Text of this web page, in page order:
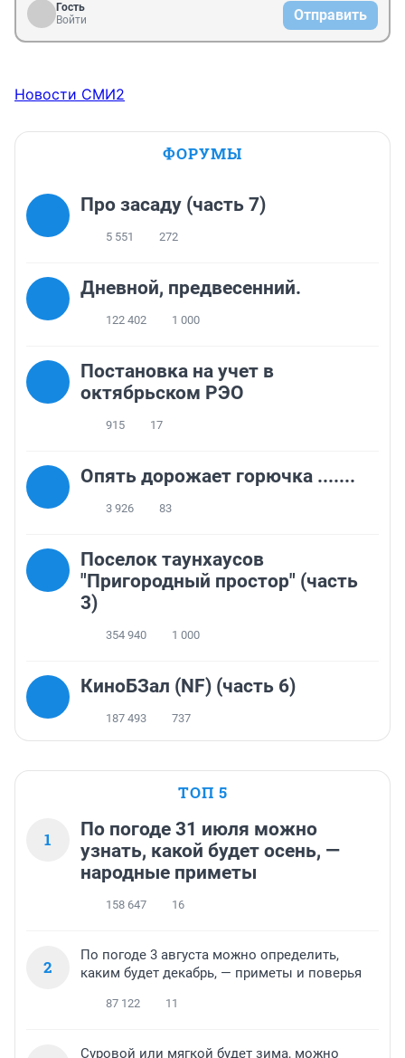
Гость
Войти
Отправить
Новости СМИ2
ФОРУМЫ
Про засаду (часть 7)
5 551 272
Дневной, предвесенний.
122 402 1 000
Постановка на учет в
октябрьском РЭО
915 17
Опять дорожает горючка .......
3 926 83
Поселок таунхаусов
"Пригородный простор" (часть
3)
354 940 1 000
КиноБЗал (NF) (часть 6)
187 493 737
ТОП 5
1
По погоде 31 июля можно
узнать, какой будет осень, —
народные приметы
158 647 16
2
По погоде 3 августа можно определить,
каким будет декабрь, — приметы и поверья
87 122 11
Суровой или мягкой будет зима, можно